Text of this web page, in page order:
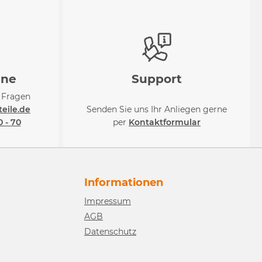
- 70
Support
Senden Sie uns Ihr Anliegen gerne
per Kontaktformular
Informationen
Impressum
AGB
Datenschutz